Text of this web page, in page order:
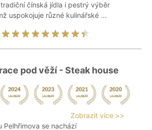
čínská jídla i pestrý výběr
uspokojuje různé kulinářské ...
pod věží - Steak house
Zobrazit více >>
Pelhřimova se nachází